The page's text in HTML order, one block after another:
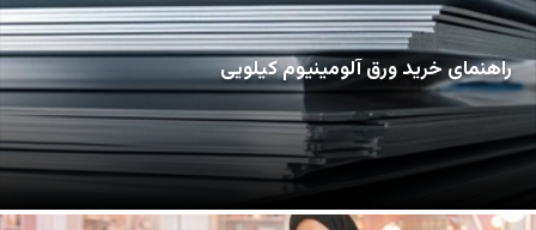
راهنمای خرید ورق آلومینیوم کیلویی